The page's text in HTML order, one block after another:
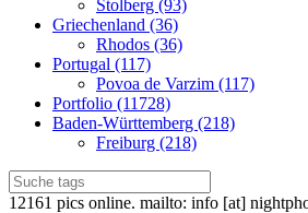
Stolberg (93)
Griechenland (36)
Rhodos (36)
Portugal (117)
Povoa de Varzim (117)
Portfolio (11728)
Baden-Württemberg (218)
Freiburg (218)
12161 pics online. mailto: info [at]